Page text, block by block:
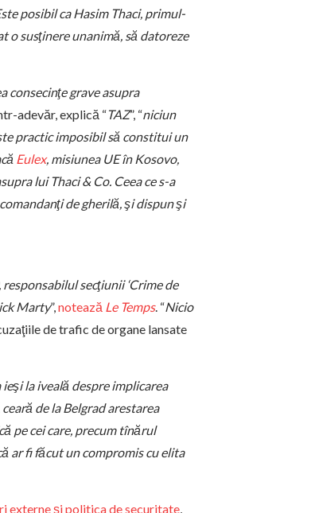
posibil ca Hasim Thaci, primul-
o susţinere unanimă, să datoreze
consecinţe grave asupra
adevăr, explică “TAZ”, “niciun
practic imposibil să constitui un
Eulex, misiunea UE în Kosovo,
lui Thaci & Co. Ceea ce s-a
de gherilă, şi dispun şi
secţiunii ‘Crime de
Marty”,notează Le Temps. “Nicio
de trafic de organe lansate
la iveală despre implicarea
de la Belgrad arestarea
pe cei care, precum tînărul
ar fi făcut un compromis cu elita
externe şi politica de securitate,